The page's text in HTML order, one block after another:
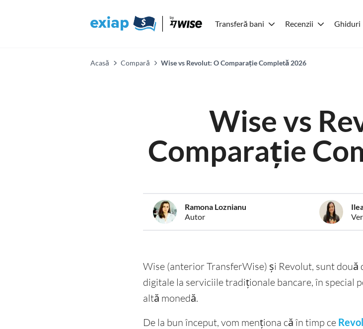
Transferă bani Recenzii Ghiduri
Acasă Compară Wise vs Revolut: O Comparație Completă 2026
Wise vs
Comparație
Ramona Loznianu
Autor
Wise (anterior TransferWise) și Revolut, sunt două
digitale la serviciile tradiționale bancare, în special
altă monedă.
De la bun început, vom menționa că în timp ce